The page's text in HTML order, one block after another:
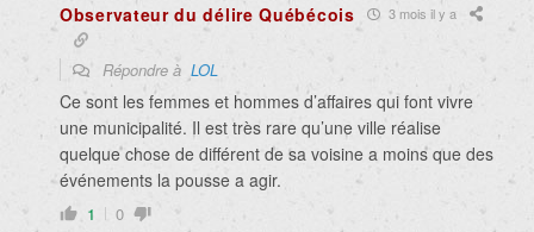
Observateur du délire Québécois 3 mois il y a
Répondre à LOL
Ce sont les femmes et hommes d’affaires qui font vivre
une municipalité. Il est très rare qu’une ville réalise
quelque chose de différent de sa voisine a moins que des
événements la pousse a agir.
1 0